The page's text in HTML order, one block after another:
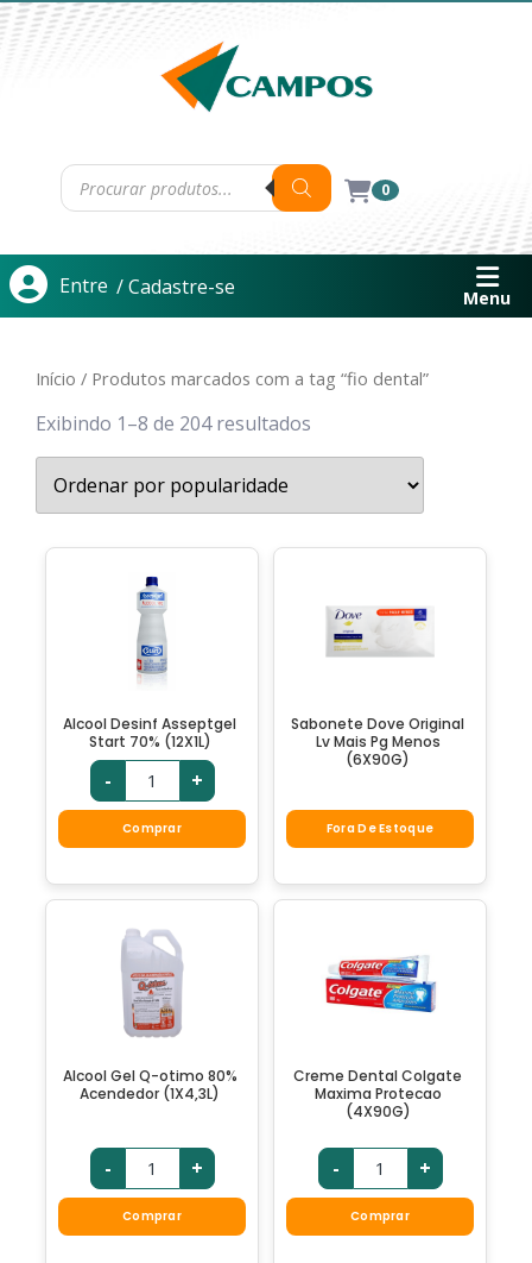
0
Entre / Cadastre-se Menu
Início / Produtos marcados com a tag “fio dental”
Exibindo 1–8 de 204 resultados
Alcool Desinf Asseptgel
Start 70% (12X1L)
- +
Comprar
Sabonete Dove Original
Lv Mais Pg Menos
(6X90G)
Fora De Estoque
Alcool Gel Q-otimo 80%
Acendedor (1X4,3L)
- +
Comprar
Creme Dental Colgate
Maxima Protecao
(4X90G)
- +
Comprar